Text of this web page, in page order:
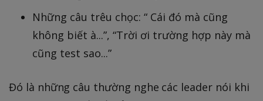
Những câu trêu chọc: “ Cái đó mà cũng
không biết à...”, “Trời ơi trường hợp này mà
cũng test sao...”
Đó là những câu thường nghe các leader nói khi